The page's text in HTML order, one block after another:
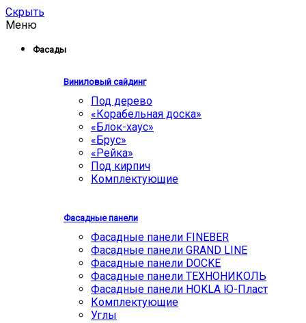
Скрыть
Меню
Фасады
Виниловый сайдинг
Под дерево
«Корабельная доска»
«Блок-хаус»
«Брус»
«Рейка»
Под кирпич
Комплектующие
Фасадные панели
Фасадные панели FINEBER
Фасадные панели GRAND LINE
Фасадные панели DOCKE
Фасадные панели ТЕХНОНИКОЛЬ
Фасадные панели HOKLA Ю-Пласт
Комплектующие
Углы